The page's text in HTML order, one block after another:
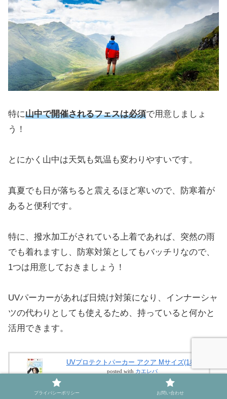
特に山中で開催されるフェスは必須で用意しましょ
う！
とにかく山中は天気も気温も変わりやすいです。
真夏でも日が落ちると震えるほど寒いので、防寒着が
あると便利です。
特に、撥水加工がされている上着であれば、突然の雨
でも着れますし、防寒対策としてもバッチリなので、
1つは用意しておきましょう！
UVパーカーがあれば日焼け対策になり、インナーシャ
ツの代わりとしても使えるため、持っていると何かと
活用できます。
UVプロテクトパーカー アクア Mサイズ(1着)
posted with カエレバ
プライバシーポリシー お問い合わせ